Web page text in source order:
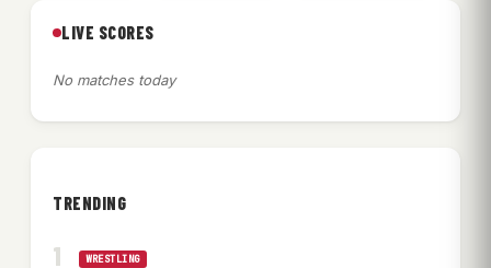
LIVE SCORES
No matches today
TRENDING
WRESTLING